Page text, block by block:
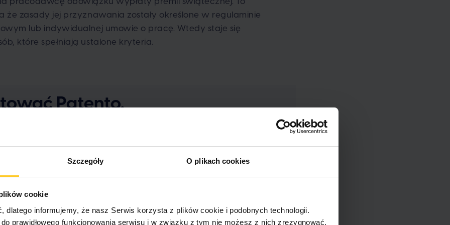
Szczegóły O plikach cookies
cookie
dlatego informujemy, że nasz Serwis korzysta z plików cookie i podobnych technologii.
prawidłowego funkcjonowania serwisu i w związku z tym nie możesz z nich zrezygnować.
że zasady jej przyznawania zostały określone w regulaminie
lub indywidualnej umowie o pracę. Wtedy staje się
które spełniają ustalone kryteria.
Patento.
premii świątecznej?
jest już tradycją. Według raportów, większość pracowników